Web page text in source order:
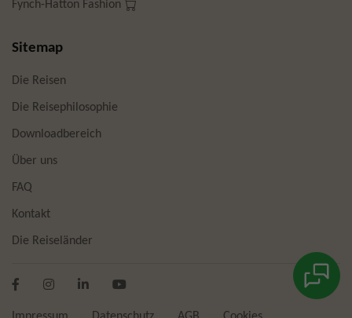
Fynch-Hatton Fashion
Sitemap
Die Reisen
Die Reisephilosophie
Downloadbereich
Über uns
FAQ
Kontakt
Die Reiseländer